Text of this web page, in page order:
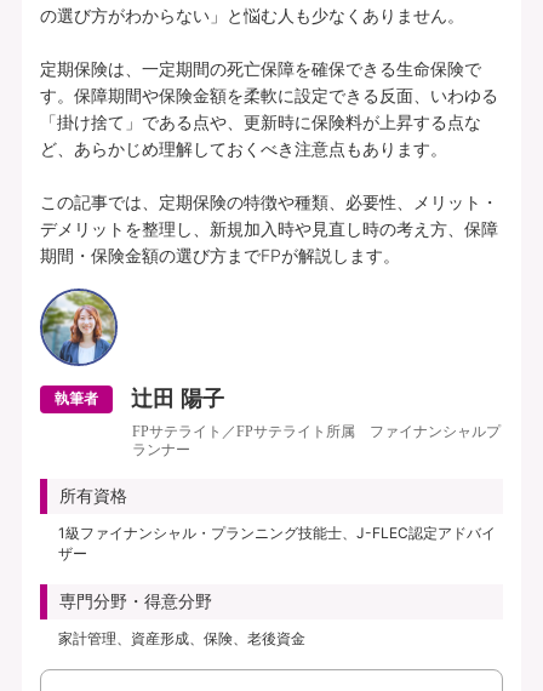
の選び方がわからない」と悩む人も少なくありません。
定期保険は、一定期間の死亡保障を確保できる生命保険で
す。保障期間や保険金額を柔軟に設定できる反面、いわゆる
「掛け捨て」である点や、更新時に保険料が上昇する点な
ど、あらかじめ理解しておくべき注意点もあります。
この記事では、定期保険の特徴や種類、必要性、メリット・
デメリットを整理し、新規加入時や見直し時の考え方、保障
期間・保険金額の選び方までFPが解説します。
執筆者 辻田 陽子
FPサテライト／FPサテライト所属 ファイナンシャルプ
ランナー
所有資格
1級ファイナンシャル・プランニング技能士、J-FLEC認定アドバイ
ザー
専門分野・得意分野
家計管理、資産形成、保険、老後資金